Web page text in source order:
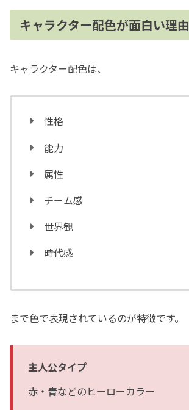
キャラクター配色が面白い理由
キャラクター配色は、
性格
能力
属性
チーム感
世界観
時代感
まで色で表現されているのが特徴です。
主人公タイプ
赤・青などのヒーローカラー